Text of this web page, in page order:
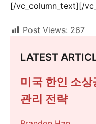
[/vc_column_text][/
Post Views: 267
LATEST
미국 한인 소
관리 전략